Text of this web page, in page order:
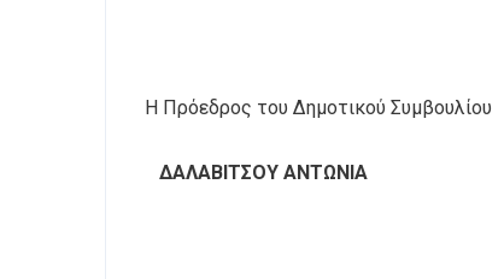
Η Πρόεδρος του Δημοτικού Συμβουλίου
ΔΑΛΑΒΙΤΣΟΥ ΑΝΤΩΝΙΑ